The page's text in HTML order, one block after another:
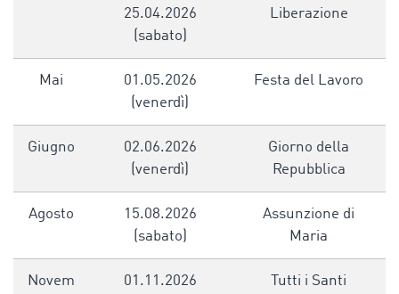
25.04.2026
(sabato)
Liberazione
Mai
01.05.2026
(venerdì)
Festa del Lavoro
Giugno
02.06.2026
(venerdì)
Giorno della
Repubblica
Agosto
15.08.2026
(sabato)
Assunzione di
Maria
Novem
01.11.2026
Tutti i Santi